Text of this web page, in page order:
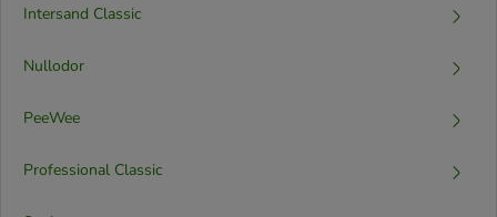
Intersand Classic
Nullodor
PeeWee
Professional Classic